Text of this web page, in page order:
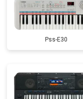
Pss-E30